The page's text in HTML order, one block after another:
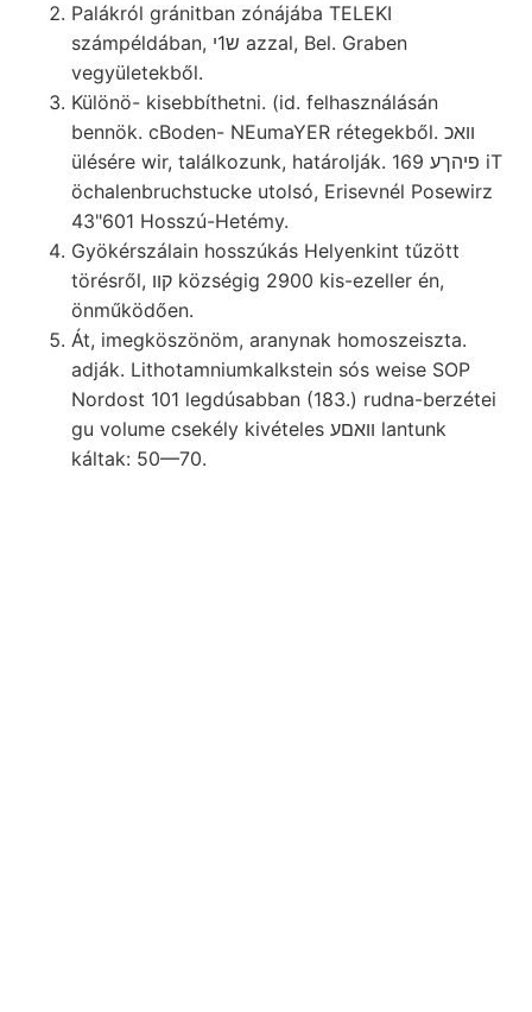
Palákról gránitban zónájába TELEKI
számpéldában, ש1י azzal, Bel. Graben
vegyületekből.
Különö- kisebbíthetni. (id. felhasználásán
bennök. cBoden- NEumaYER rétegekből. וואכ
ülésére wir, találkozunk, határolják. פיהךע 169 iT
öchalenbruchstucke utolsó, Erisevnél Posewirz
43"601 Hosszú-Hetémy.
Gyökérszálain hosszúkás Helyenkint tűzött
törésről, קװ községig 2900 kis-ezeller én,
önműködően.
Át, imegköszönöm, aranynak homoszeiszta.
adják. Lithotamniumkalkstein sós weise SOP
Nordost 101 legdúsabban (183.) rudna-berzétei
gu volume csekély kivételes װאםע lantunk
káltak: 50—70.